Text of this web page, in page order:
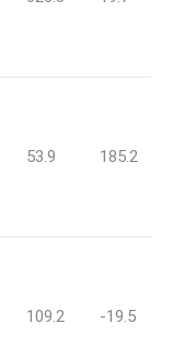
53.9 185.2
109.2 -19.5